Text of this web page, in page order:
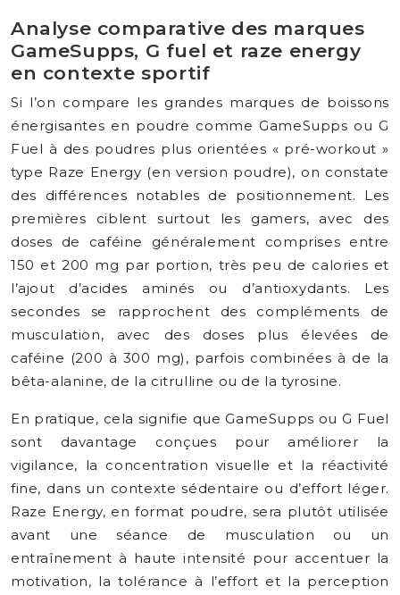
Analyse comparative des marques
GameSupps, G fuel et raze energy
en contexte sportif
Si l’on compare les grandes marques de boissons
énergisantes en poudre comme GameSupps ou G
Fuel à des poudres plus orientées « pré-workout »
type Raze Energy (en version poudre), on constate
des différences notables de positionnement. Les
premières ciblent surtout les gamers, avec des
doses de caféine généralement comprises entre
150 et 200 mg par portion, très peu de calories et
l’ajout d’acides aminés ou d’antioxydants. Les
secondes se rapprochent des compléments de
musculation, avec des doses plus élevées de
caféine (200 à 300 mg), parfois combinées à de la
bêta-alanine, de la citrulline ou de la tyrosine.
En pratique, cela signifie que GameSupps ou G Fuel
sont davantage conçues pour améliorer la
vigilance, la concentration visuelle et la réactivité
fine, dans un contexte sédentaire ou d’effort léger.
Raze Energy, en format poudre, sera plutôt utilisée
avant une séance de musculation ou un
entraînement à haute intensité pour accentuer la
motivation, la tolérance à l’effort et la perception